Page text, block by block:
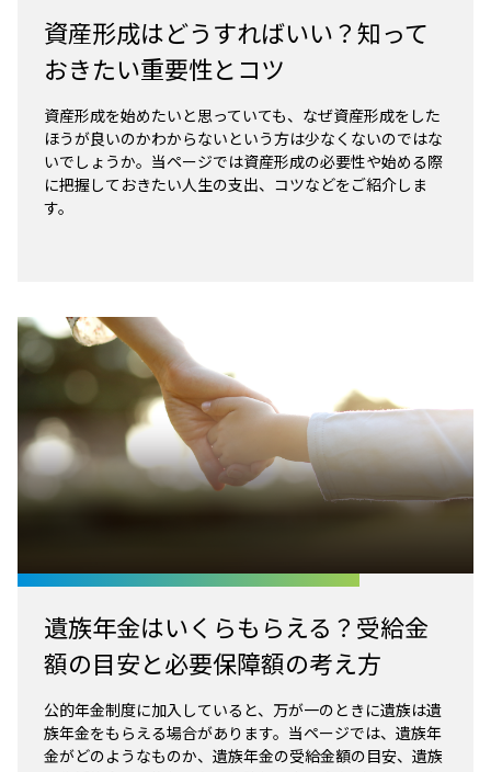
資産形成はどうすればいい？知って
おきたい重要性とコツ
資産形成を始めたいと思っていても、なぜ資産形成をした
ほうが良いのかわからないという方は少なくないのではな
いでしょうか。当ページでは資産形成の必要性や始める際
に把握しておきたい人生の支出、コツなどをご紹介しま
す。
遺族年金はいくらもらえる？受給金
額の目安と必要保障額の考え方
公的年金制度に加入していると、万が一のときに遺族は遺
族年金をもらえる場合があります。当ページでは、遺族年
金がどのようなものか、遺族年金の受給金額の目安、遺族